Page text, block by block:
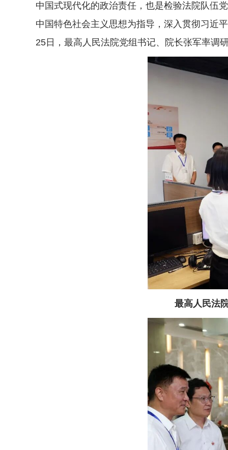
中国式现代化的政治责任，也是检验法院队伍
中国特色社会主义思想为指导，深入贯彻习近
25日，最高人民法院党组书记、院长张军率调
最高人民法